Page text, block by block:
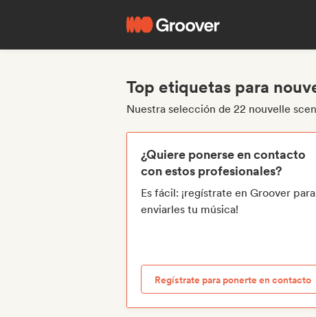
Top etiquetas para
Nuestra selección de 22 nouvelle
¿Quiere ponerse en contacto
con estos profesionales?
Es fácil: ¡regístrate en Groover para
enviarles tu música!
Regístrate para ponerte en contacto